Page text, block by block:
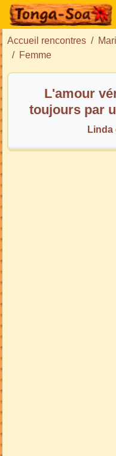
Accueil rencontres
Femme
L'amour
toujours par
Linda